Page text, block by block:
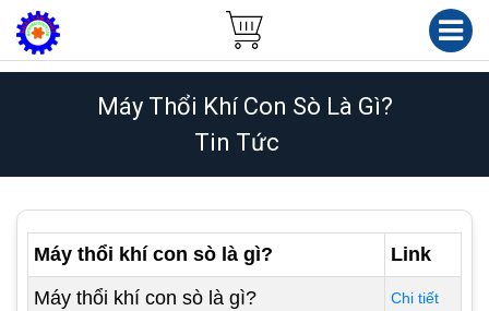
Máy Thổi Khí Con Sò Là Gì?
Tin Tức
Máy thổi khí con sò là gì?
Link
Máy thổi khí con sò là gì?
Chi tiết